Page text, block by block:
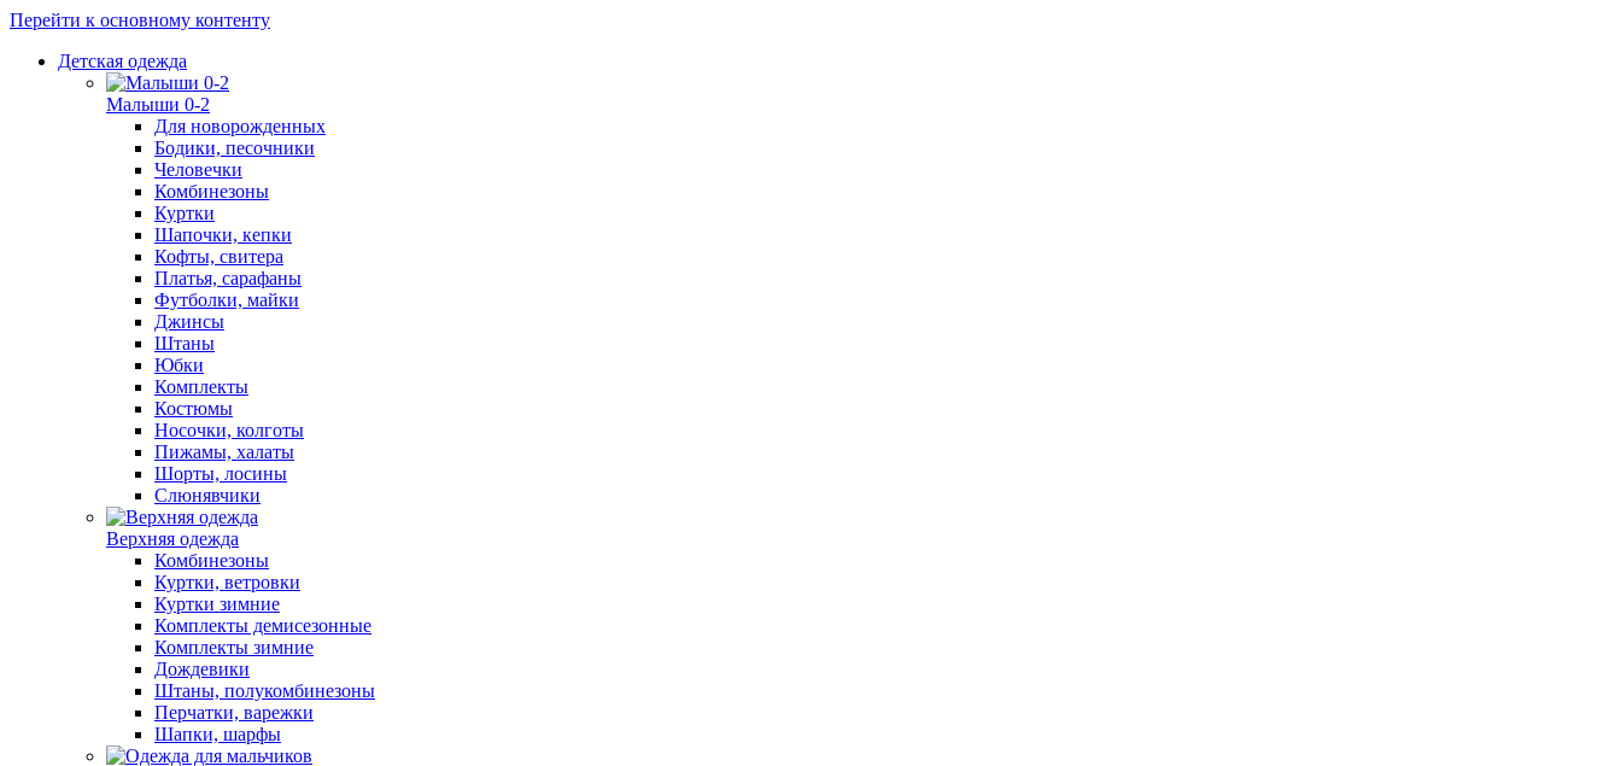
Перейти к основному контенту
Детская одежда
Малыши 0-2
Для новорожденных
Бодики, песочники
Человечки
Комбинезоны
Куртки
Шапочки, кепки
Кофты, свитера
Платья, сарафаны
Футболки, майки
Джинсы
Штаны
Юбки
Комплекты
Костюмы
Носочки, колготы
Пижамы, халаты
Шорты, лосины
Слюнявчики
Верхняя одежда
Комбинезоны
Куртки, ветровки
Куртки зимние
Комплекты демисезонные
Комплекты зимние
Дождевики
Штаны, полукомбинезоны
Перчатки, варежки
Шапки, шарфы